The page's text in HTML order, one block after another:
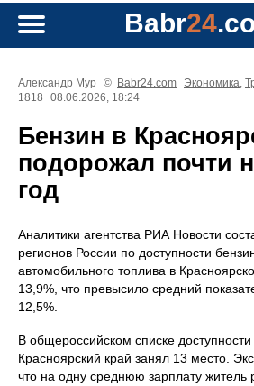
Babr24
Александр Мур © Babr24.com Экономика,
1818
08.06.2026, 18:24
Бензин в
подорожал почти
год
Аналитики агентства РИА Новости
регионов России по доступности
автомобильного топлива в
13,9%, что превысило средний
12,5%.
В общероссийском списке
Красноярский край занял 13 место.
что на одну среднюю зарплату житель